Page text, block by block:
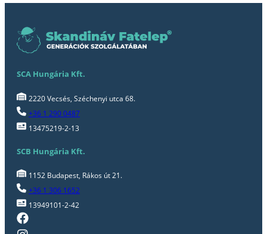
SCA Hungária Kft.
2220 Vecsés, Széchenyi utca 68.
+36 1 290 0487
13475219-2-13
SCB Hungária Kft.
1152 Budapest, Rákos út 21.
+36 1 306 1652
13949101-2-42